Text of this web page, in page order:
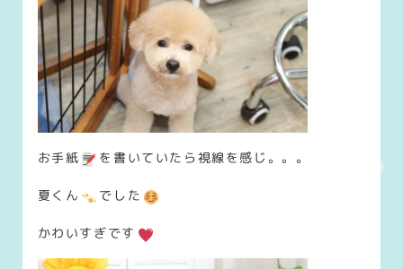
お手紙 を書いていたら視線を感じ。。。
夏くん でした
かわいすぎです